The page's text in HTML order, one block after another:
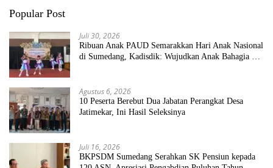
Popular Post
Juli 30, 2026
Ribuan Anak PAUD Semarakkan Hari Anak Nasional
di Sumedang, Kadisdik: Wujudkan Anak Bahagia dan
Agustus 6, 2026
10 Peserta Berebut Dua Jabatan Perangkat Desa
Jatimekar, Ini Hasil Seleksinya
Juli 16, 2026
BKPSDM Sumedang Serahkan SK Pensiun kepada